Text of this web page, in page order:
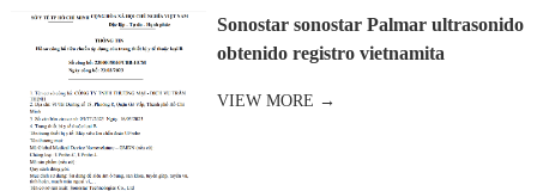
Contacto
Languages
Sonostar sonostar Palmar ultrasonido
obtenido registro vietnamita
VIEW MORE →